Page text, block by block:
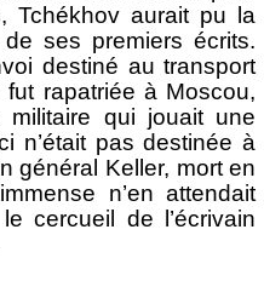
Tchékhov aurait pu la
ses premiers écrits.
destiné au transport
rapatriée à Moscou,
militaire qui jouait une
n’était pas destinée à
général Keller, mort en
n’en attendait
cercueil de l’écrivain